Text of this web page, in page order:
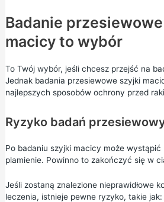
Badanie
macicy to wybór
To Twój wybór, jeśli chcesz przejść na
Jednak badania przesiewowe szyjki
najlepszych sposobów ochrony przed
Ryzyko badań
Po badaniu szyjki macicy może wystąpić
plamienie. Powinno to zakończyć się w
Jeśli zostaną znalezione nieprawidłowe
leczenia, istnieje pewne ryzyko, takie jak: